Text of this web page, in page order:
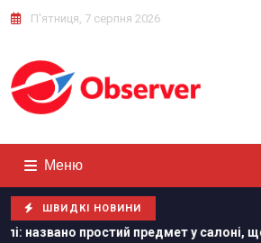
П'ятниця, 7 серпня 2026
Меню
ШВИДКІ НОВИНИ
предмет у салоні, що може допомогти